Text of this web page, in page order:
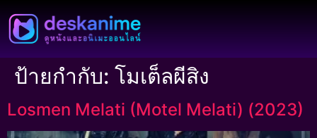
ป้ายกำกับ: โมเต็ลผีสิง
Losmen Melati (Motel Melati) (2023)